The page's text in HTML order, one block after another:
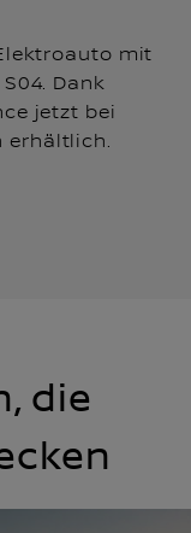
mit
Dank
jetzt bei
erhältlich.
die